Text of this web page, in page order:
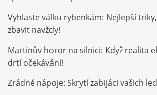
Vyhlaste válku rybenkám: Nejlepší
zbavit navždy!
Martinův horor na silnici: Když realita
drtí očekávání!
Zrádné nápoje: Skrytí zabijáci vašich